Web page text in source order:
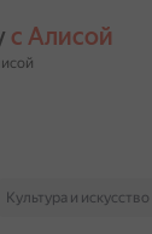
с Алисой
Культура и искусство